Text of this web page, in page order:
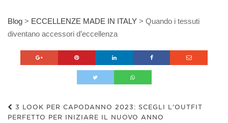
Blog > ECCELLENZE MADE IN ITALY > Quando i tessuti
diventano accessori d’eccellenza
3 LOOK PER CAPODANNO 2023: SCEGLI L’OUTFIT
PERFETTO PER INIZIARE IL NUOVO ANNO